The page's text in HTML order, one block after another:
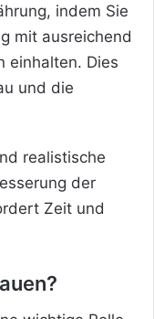
indem Sie
mit ausreichend
einhalten. Dies
und die
realistische
der
Zeit und